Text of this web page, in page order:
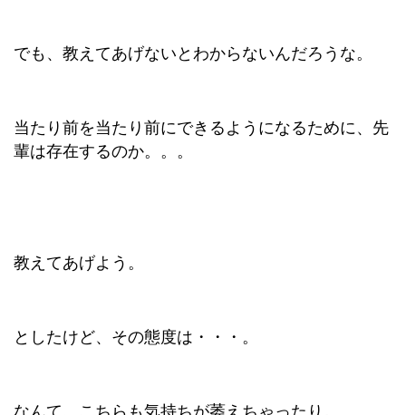
でも、教えてあげないとわからないんだろうな。
当たり前を当たり前にできるようになるために、先
輩は存在するのか。。。
教えてあげよう。
としたけど、その態度は・・・。
なんて、こちらも気持ちが萎えちゃったり。